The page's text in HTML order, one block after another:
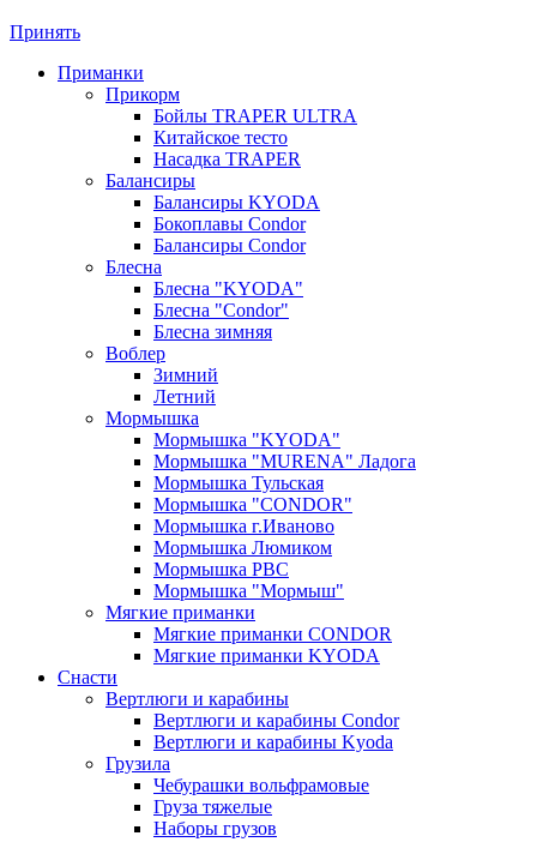
Принять
Приманки
Прикорм
Бойлы TRAPER ULTRA
Китайское тесто
Насадка TRAPER
Балансиры
Балансиры KYODA
Бокоплавы Condor
Балансиры Condor
Блесна
Блесна "KYODA"
Блесна "Condor"
Блесна зимняя
Воблер
Зимний
Летний
Мормышка
Мормышка "KYODA"
Мормышка "MURENA" Ладога
Мормышка Тульская
Мормышка "CONDOR"
Мормышка г.Иваново
Мормышка Люмиком
Мормышка РВС
Мормышка "Мормыш"
Мягкие приманки
Мягкие приманки CONDOR
Мягкие приманки KYODA
Снасти
Вертлюги и карабины
Вертлюги и карабины Condor
Вертлюги и карабины Kyoda
Грузила
Чебурашки вольфрамовые
Груза тяжелые
Наборы грузов